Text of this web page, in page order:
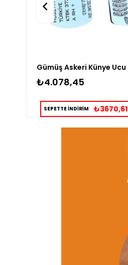
Gümüş Askeri Künye Ucu
₺4.078,45
SEPETTE İNDİRİM ₺3670,61